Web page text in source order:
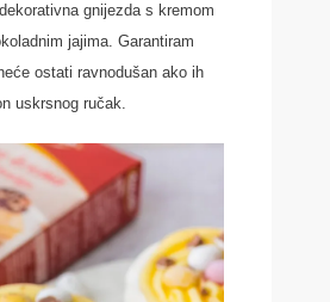
gnijezda s kremom
jajima. Garantiram
ostati ravnodušan ako ih
uskrsnog ručak.